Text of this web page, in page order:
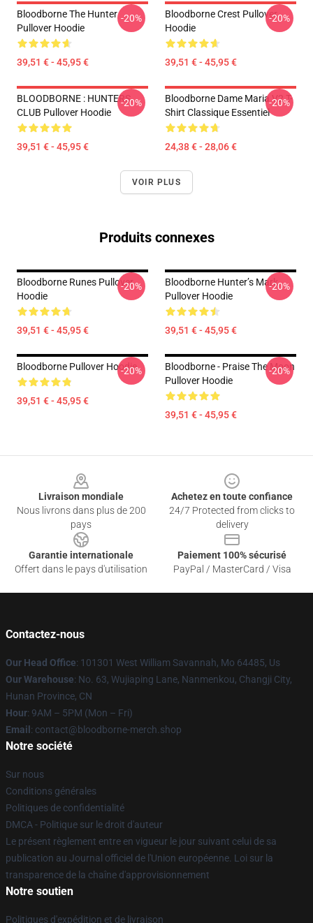
Bloodborne The Hunter
Pullover Hoodie
39,51 € - 45,95 €
-20%
Bloodborne Crest Pullover
Hoodie
39,51 € - 45,95 €
-20%
BLOODBORNE : HUNTERS
CLUB Pullover Hoodie
39,51 € - 45,95 €
-20%
Bloodborne Dame Maria V2 T-
Shirt Classique Essentiel
24,38 € - 28,06 €
-20%
VOIR PLUS
Produits connexes
Bloodborne Runes Pullover
Hoodie
39,51 € - 45,95 €
-20%
Bloodborne Hunter’s Mark
Pullover Hoodie
39,51 € - 45,95 €
-20%
Bloodborne Pullover Hoodie
39,51 € - 45,95 €
-20%
Bloodborne - Praise The Moon
Pullover Hoodie
39,51 € - 45,95 €
-20%
Livraison mondiale
Nous livrons dans plus de 200
pays
Achetez en toute confiance
24/7 Protected from clicks to
delivery
Garantie internationale
Offert dans le pays d'utilisation
Paiement 100% sécurisé
PayPal / MasterCard / Visa
Contactez-nous
Our Head Office: 101301 West William Savannah, Mo 64485, Us
Our Warehouse: No. 63, Wujiaping Lane, Nanmenkou, Changji City,
Hunan Province, CN
Hour: 9AM – 5PM (Mon – Fri)
Email : contact@bloodborne-merch.shop
Notre société
Sur nous
Conditions générales
Politiques de confidentialité
DMCA - Politique sur le droit d'auteur
Le présent règlement entre en vigueur le jour suivant celui de sa
publication au Journal officiel de l'Union européenne. Loi sur la
transparence de la chaîne d'approvisionnement
Notre soutien
Politiques d'expédition et de livraison